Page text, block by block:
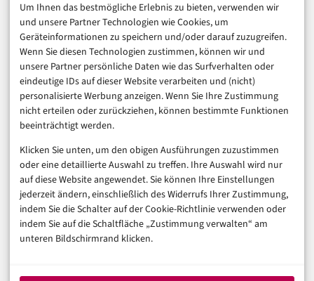
Um Ihnen das bestmögliche Erlebnis zu bieten, verwenden wir
und unsere Partner Technologien wie Cookies, um
Geräteinformationen zu speichern und/oder darauf zuzugreifen.
Wenn Sie diesen Technologien zustimmen, können wir und
unsere Partner persönliche Daten wie das Surfverhalten oder
eindeutige IDs auf dieser Website verarbeiten und (nicht)
personalisierte Werbung anzeigen. Wenn Sie Ihre Zustimmung
nicht erteilen oder zurückziehen, können bestimmte Funktionen
beeinträchtigt werden.
Klicken Sie unten, um den obigen Ausführungen zuzustimmen
oder eine detaillierte Auswahl zu treffen. Ihre Auswahl wird nur
auf diese Website angewendet. Sie können Ihre Einstellungen
jederzeit ändern, einschließlich des Widerrufs Ihrer Zustimmung,
indem Sie die Schalter auf der Cookie-Richtlinie verwenden oder
indem Sie auf die Schaltfläche „Zustimmung verwalten“ am
unteren Bildschirmrand klicken.
drei Monaten keine Verkäufe sieht, sollte die Strategie
überdenken – oder den Kanal wechseln. Aber wer jetzt
einsteigt, kann von der Early-Adopter-Phase
profitieren.
Der deutsche Markt ist noch nicht gesättigt. Die
Standard wird oder eine Nische bleibt. In jedem Fall
lohnt es sich, die Entwicklung zu beobachten – und im
Zweifel selbst zu testen.
E-COMMERCE TRENDS ZUKUNFTSTRENDS